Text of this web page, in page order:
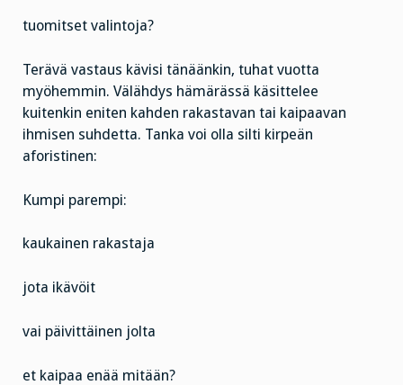
tuomitset valintoja?
Terävä vastaus kävisi tänäänkin, tuhat vuotta
myöhemmin. Välähdys hämärässä käsittelee
kuitenkin eniten kahden rakastavan tai kaipaavan
ihmisen suhdetta. Tanka voi olla silti kirpeän
aforistinen:
Kumpi parempi:
kaukainen rakastaja
jota ikävöit
vai päivittäinen jolta
et kaipaa enää mitään?